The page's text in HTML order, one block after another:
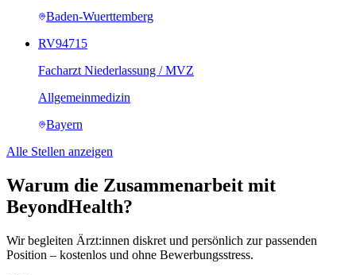
Baden-Wuerttemberg
RV94715
Facharzt Niederlassung / MVZ
Allgemeinmedizin
Bayern
Alle Stellen anzeigen
Warum die Zusammenarbeit mit
BeyondHealth?
Wir begleiten Ärzt:innen diskret und persönlich zur passenden
Position – kostenlos und ohne Bewerbungsstress.